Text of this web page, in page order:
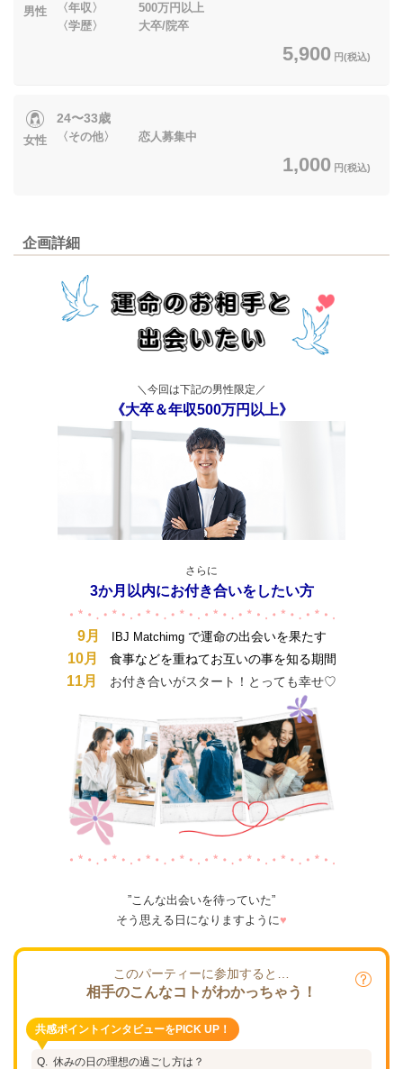
男性
〈年収〉 500万円以上
〈学歴〉 大卒/院卒
5,900 円(税込)
女性
24〜33歳
〈その他〉 恋人募集中
1,000 円(税込)
企画詳細
＼今回は下記の男性限定／
《大卒＆年収500万円以上》
さらに
3か月以内にお付き合いをしたい方
9月 IBJ Matchimg で運命の出会いを果たす
10月 食事などを重ねてお互いの事を知る期間
11月 お付き合いがスタート！とっても幸せ♡
”こんな出会いを待っていた”
そう思える日になりますように♥
このパーティーに参加すると…
相手のこんなコトがわかっちゃう！
共感ポイントインタビューをPICK UP！
休みの日の理想の過ごし方は？